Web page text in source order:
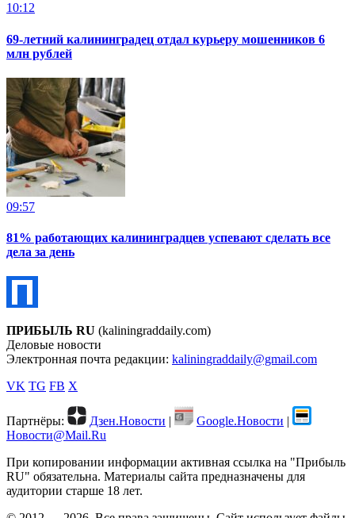
10:12
69-летний калининградец отдал курьеру мошенников 6
млн рублей
09:57
81% работающих калининградцев успевают сделать все
дела за день
ПРИБЫЛЬ RU (kaliningraddaily.com)
Деловые новости
Электронная почта редакции: kaliningraddaily@gmail.com
VK TG FB X
Партнёры: Дзен.Новости | Google.Новости |
Новости@Mail.Ru
При копировании информации активная ссылка на "Прибыль
RU" обязательна. Материалы сайта предназначены для
аудитории старше 18 лет.